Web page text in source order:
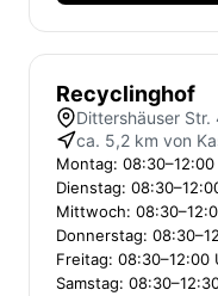
Recyclinghof
Dittershäuser Str.
ca. 5,2 km von
Montag:
Dienstag:
Mittwoch:
Donnerstag:
Freitag: 08:30–12:00
Samstag: